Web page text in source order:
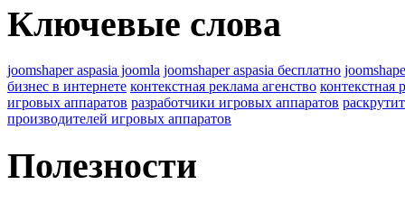
Ключевые слова
joomshaper aspasia joomla joomshaper aspasia бесплатно
бизнес в интернете контекстная реклама агенство контекстная
игровых аппаратов разработчики игровых аппаратов
производителей игровых аппаратов
Полезности